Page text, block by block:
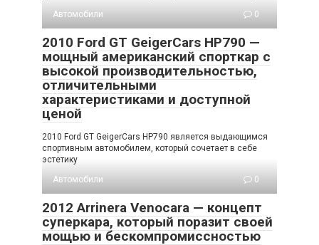
Автомобили
0
2010 Ford GT GeigerCars HP790 —
мощный американский спорткар с
высокой производительностью,
отличительными
характеристиками и доступной
ценой
2010 Ford GT GeigerCars HP790 является выдающимся
спортивным автомобилем, который сочетает в себе
эстетику
Автомобили
0
2012 Arrinera Venocara — концепт
суперкара, который поразит своей
мощью и бескомпромиссностью